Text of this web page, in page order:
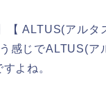
ALTUS(アルタ
感じでALTUS(ア
よね。